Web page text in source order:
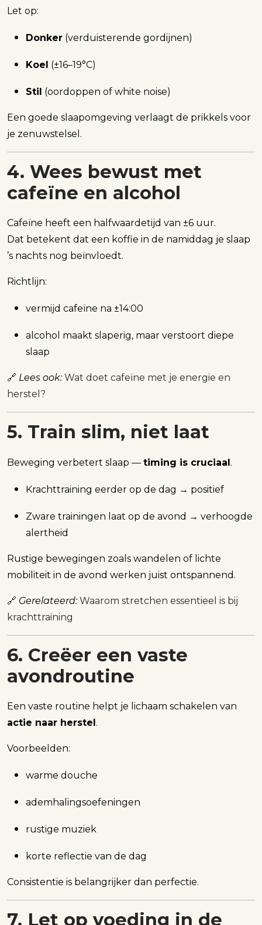
Let op:
Donker (verduisterende gordijnen)
Koel (±16–19°C)
Stil (oordoppen of white noise)
Een goede slaapomgeving verlaagt de prikkels voor
je zenuwstelsel.
4. Wees bewust met
cafeïne en alcohol
Cafeïne heeft een halfwaardetijd van ±6 uur.
Dat betekent dat een koffie in de namiddag je slaap
’s nachts nog beïnvloedt.
Richtlijn:
vermijd cafeïne na ±14:00
alcohol maakt slaperig, maar verstoort diepe
slaap
🔗 Lees ook: Wat doet cafeïne met je energie en
herstel?
5. Train slim, niet laat
Beweging verbetert slaap — timing is cruciaal.
Krachttraining eerder op de dag → positief
Zware trainingen laat op de avond → verhoogde
alertheid
Rustige bewegingen zoals wandelen of lichte
mobiliteit in de avond werken juist ontspannend.
🔗 Gerelateerd: Waarom stretchen essentieel is bij
krachttraining
6. Creëer een vaste
avondroutine
Een vaste routine helpt je lichaam schakelen van
actie naar herstel .
Voorbeelden:
warme douche
ademhalingsoefeningen
rustige muziek
korte reflectie van de dag
Consistentie is belangrijker dan perfectie.
7. Let op voeding in de